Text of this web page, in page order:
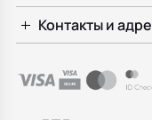
Контакты и